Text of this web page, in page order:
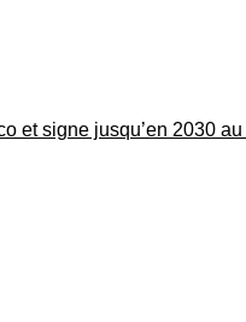
et signe jusqu’en 2030